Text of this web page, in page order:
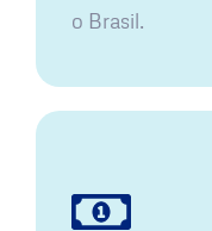
o Brasil.